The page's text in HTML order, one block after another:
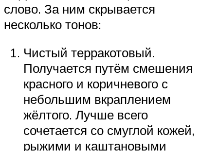
слово. За ним скрывается
несколько тонов:
Чистый терракотовый.
Получается путём смешения
красного и коричневого с
небольшим вкраплением
жёлтого. Лучше всего
сочетается со смуглой кожей,
рыжими и каштановыми